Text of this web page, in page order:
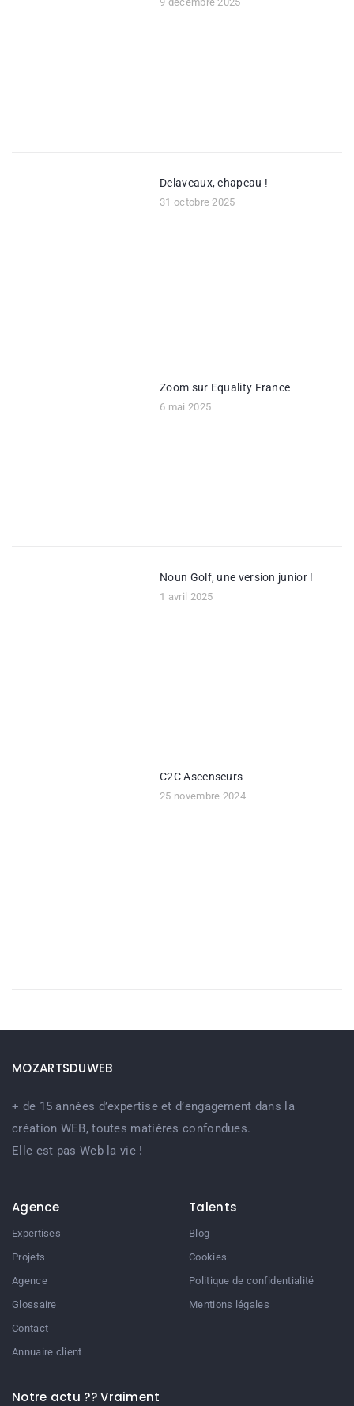
Delaveaux, chapeau !
31 octobre 2025
Zoom sur Equality France
6 mai 2025
Noun Golf, une version junior !
1 avril 2025
C2C Ascenseurs
25 novembre 2024
MOZARTSDUWEB
+ de 15 années d’expertise et d’engagement dans la
création WEB, toutes matières confondues.
Elle est pas Web la vie !
Agence
Expertises
Projets
Agence
Glossaire
Contact
Annuaire client
Talents
Blog
Cookies
Politique de confidentialité
Mentions légales
Notre actu ?? Vraiment